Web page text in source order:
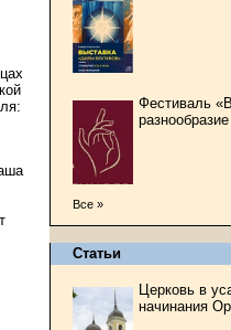
Фестиваль
Все »
Статьи
Церковь в
начинания